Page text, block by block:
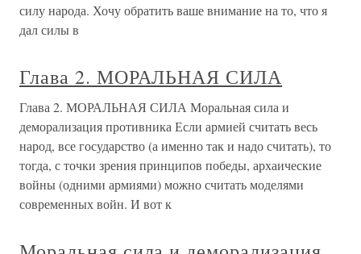
силу народа. Хочу обратить ваше внимание на то, что я
дал силы в
Глава 2. МОРАЛЬНАЯ СИЛА
Глава 2. МОРАЛЬНАЯ СИЛА Моральная сила и
деморализация противника Если армией считать весь
народ, все государство (а именно так и надо считать), то
тогда, с точки зрения принципов победы, архаические
войны (одними армиями) можно считать моделями
современных войн. И вот к